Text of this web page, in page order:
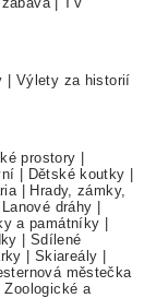
Výlety za historií
prostory
Dětské koutky
Hrady, zámky,
Lanové dráhy
a památníky
Sdílené
Skiareály
městečka
|Zoologické a